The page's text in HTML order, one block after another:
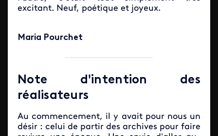
excitant. Neuf, poétique et joyeux.
Maria Pourchet
Note d'intention des
réalisateurs
Au commencement, il y avait pour nous un
désir : celui de partir des archives pour faire